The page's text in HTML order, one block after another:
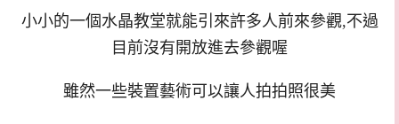
小小的一個水晶教堂就能引來許多人前來參觀,不過
目前沒有開放進去參觀喔
雖然一些裝置藝術可以讓人拍拍照很美